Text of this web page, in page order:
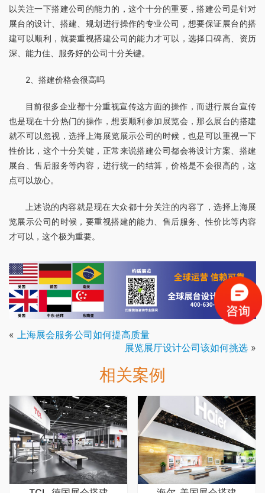
以关注一下搭建公司的能力的，这个十分的重要，搭建公司是针对
展台的设计、搭建、规划进行操作的专业公司，想要保证展台的搭
建可以顺利，就要重视搭建公司的能力才可以，选择口碑高、资历
深、能力佳、服务好的公司十分关键。
2、搭建价格会很高吗
目前很多企业都十分重视宣传这方面的操作，而进行展台宣传
也是现在十分热门的操作，想要顺利参加展览会，那么展台的搭建
就不可以忽视，选择上海展览展示公司的时候，也是可以重视一下
性价比，这个十分关键，正常来说搭建公司都会将设计方案、搭建
展台、售后服务等内容，进行统一的结算，价格是不会很高的，这
点可以放心。
上述说的内容就是现在大众都十分关注的内容了，选择上海展
览展示公司的时候，要重视搭建的能力、售后服务、性价比等内容
才可以，这个极为重要。
« 上海展会服务公司如何提高质量
展览展厅设计公司该如何挑选 »
相关案例